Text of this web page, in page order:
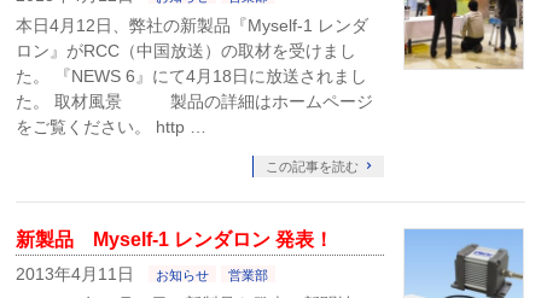
本日4月12日、弊社の新製品『Myself-1 レンダ
ロン』がRCC（中国放送）の取材を受けまし
た。 『NEWS 6』にて4月18日に放送されまし
た。 取材風景 製品の詳細はホームページ
をご覧ください。 http …
この記事を読む
新製品 Myself-1 レンダロン 発表！
2013年4月11日 お知らせ 営業部